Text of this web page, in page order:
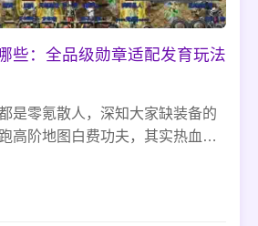
些：全品级勋章适配发育玩法
是零氪散人，深知大家缺装备的
高阶地图白费功夫，其实热血传
精英怪，活用装备合成和行会福